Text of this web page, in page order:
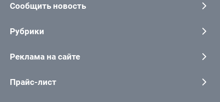
Сообщить новость
Рубрики
Реклама на сайте
Прайс-лист